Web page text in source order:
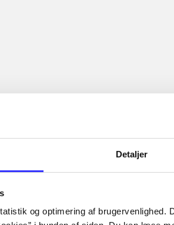
Detaljer
og optimering af